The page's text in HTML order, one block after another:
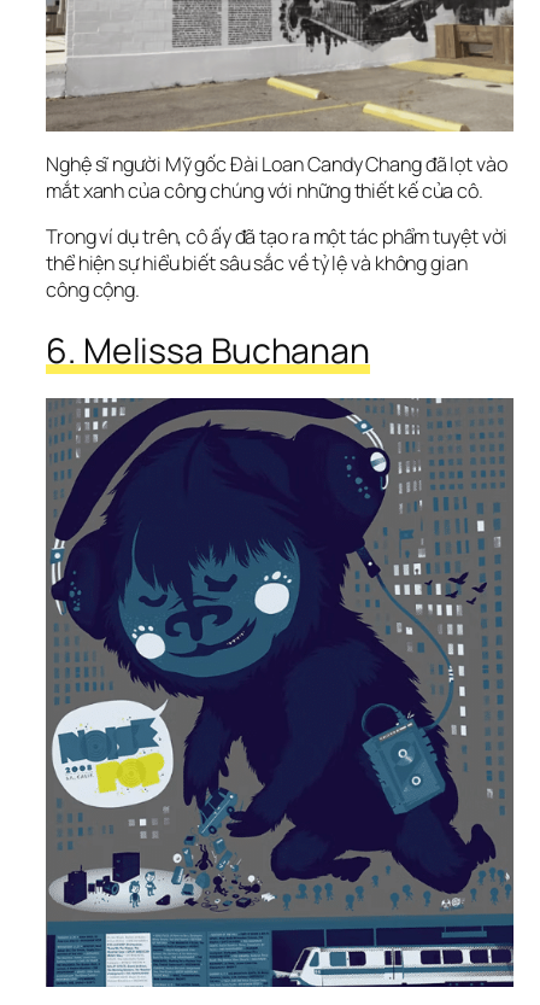
Nghệ sĩ người Mỹ gốc Đài Loan Candy Chang đã lọt vào
mắt xanh của công chúng với những thiết kế của cô.
Trong ví dụ trên, cô ấy đã tạo ra một tác phẩm tuyệt vời
thể hiện sự hiểu biết sâu sắc về tỷ lệ và không gian
công cộng.
6. Melissa Buchanan